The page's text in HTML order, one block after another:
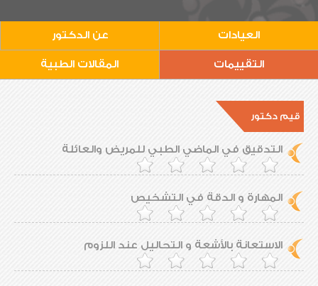
العيادات عن الدكتور
التقييمات المقالات الطبية
قيم دكتور
التدقيق في الماضي الطبي للمريض والعائلة
المهارة و الدقة في التشخيص
الاستعانة بالأشعة و التحاليل عند اللزوم